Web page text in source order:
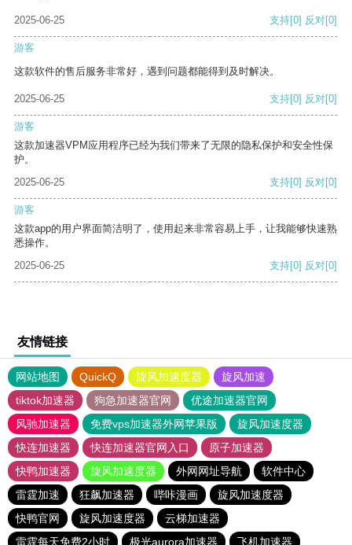
2025-06-25 支持[0] 反对[0]
游客
这款软件的售后服务非常好，遇到问题都能得到及时解决。
2025-06-25 支持[0] 反对[0]
游客
这款加速器VPM应用程序已经为我们带来了无限的隐私保护和安全性保
护。
2025-06-25
支持[0] 反对[0]
游客
这款app的用户界面简洁明了，使用起来非常容易上手，让我能够快速熟
悉操作。
2025-06-25
支持[0] 反对[0]
友情链接
网站地图 QuickQ 旋风加速度器
旋风加速
tiktok加速器
狗急加速器官网
优途加速器官网
风驰加速器
免费vps加速器外网苹果版
旋风加速度器
快连加速器
快连加速器官网入口
原子加速器
快鸭加速器
旋风加速度器 外网网址导航
软件中心
雷霆加速
狂飙加速器 哔咔漫画
旋风加速度器
快鸭官网
旋风加速度器
云梯加速器
雷霆每天免费2小时
极光aurora加速器 飞机加速器